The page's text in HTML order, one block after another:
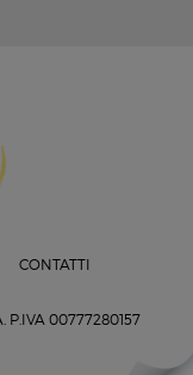
CONTATTI
P.IVA 00777280157